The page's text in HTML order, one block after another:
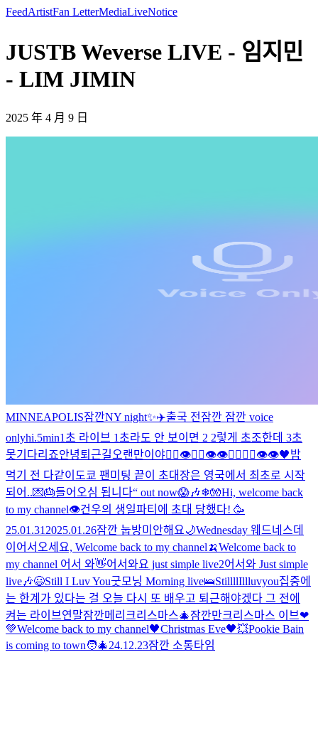
FeedArtistFan LetterMediaLiveNotice
JUSTB Weverse LIVE - 임지민
- LIM JIMIN
2025 年 4 月 9 日
MINNEAPOLIS잠깐NY night✨✈️출국 전잠깐 잠깐 voice
onlyhi.5min1초 라이브 1초라도 안 보이면 2 2렇게 초조한데 3초
못기다리죠안녕퇴근길 오랜만이야🖐🏻👁🖐🏻👁👁🖐🏻🖐🏻👁👁🖤밥
먹기 전 다같이 도쿄 팬미팅 끝이 초대장은 영국에서 최초로 시작
되어..💌🎂들어오심 됩니다“ out now😱🎶❄🧤Hi, welcome back
to my channel👁️건우의 생일파티에 초대 당했다! 🥳
25.01.31 2025.01.26잠깐 눕방미안해요 🌙Wednesday 웨드네스데
이 어서오세요, Welcome back to my channel🍌Welcome back to
my channel 어서 와👋어서와요 just simple live2어서와 Just simple
live🎶😃Still I Luv You굿모닝 Morning live🛌StillllIllluvyou집중에
는 한계가 있다는 걸 오늘 다시 또 배우고 퇴근해야겠다 그 전에
켜는 라이브연말잠깐메리크리스마스🎄잠깐만크리스마스 이브❤
💚Welcome back to my channel🖤Christmas Eve🖤💥Pookie Bain
is coming to town🧑‍🎄24.12.23잠깐 소통타임